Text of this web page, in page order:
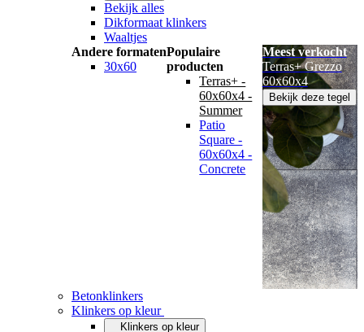
Bekijk alles
Dikformaat klinkers
Waaltjes
Andere formaten
30x60
Populaire
producten
Terras+ -
60x60x4 -
Summer
Patio
Square -
60x60x4 -
Concrete
Meest verkocht
Terras+ Grezzo
60x60x4
Bekijk deze tegel
Betonklinkers
Klinkers op kleur
Klinkers op kleur